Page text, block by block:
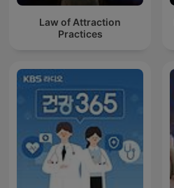
Law of Attraction
Practices